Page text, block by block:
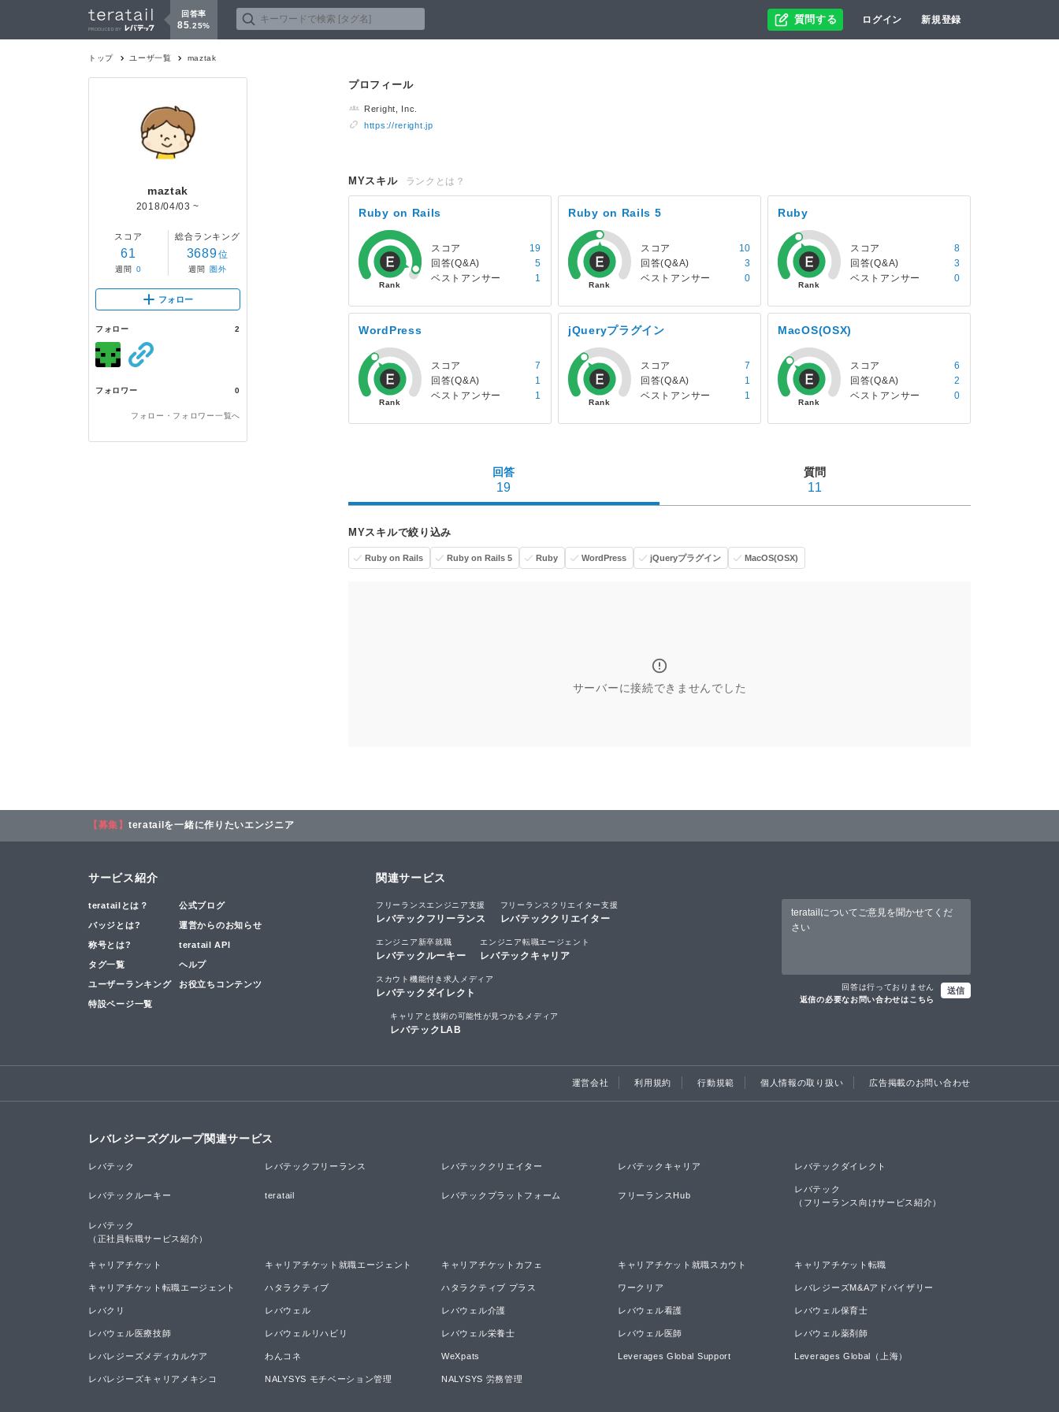
回答率
85 25% 質問する ログイン 新規登録
トップ ユーザ一覧 maztak
maztak
2018/04/03 ~
スコア
61
週間 0
総合ランキング
3689位
週間 圏外
フォロー
フォロー 2
フォロワー 0
フォロー・フォロワー一覧へ
プロフィール
Reright, Inc.
https://reright.jp
MYスキル ランクとは？
Ruby on Rails
スコア
19
回答(Q&A)
5
ベストアンサー
1
Ruby on Rails 5
スコア
10
回答(Q&A)
3
ベストアンサー
0
Ruby
スコア
8
回答(Q&A)
3
ベストアンサー
0
WordPress
スコア
7
回答(Q&A)
1
ベストアンサー
1
jQueryプラグイン
スコア
7
回答(Q&A)
1
ベストアンサー
1
MacOS(OSX)
スコア
6
回答(Q&A)
2
ベストアンサー
0
回答
19
質問
11
MYスキルで絞り込み
Ruby on Rails Ruby on Rails 5 Ruby WordPress jQueryプラグイン MacOS(OSX)
サーバーに接続できませんでした
【募集】 teratailを一緒に作りたいエンジニア
サービス紹介
teratailとは？ 公式ブログ
バッジとは? 運営からのお知らせ
称号とは? teratail API
タグ一覧 ヘルプ
ユーザーランキング お役立ちコンテンツ
特設ページ一覧
関連サービス
フリーランスエンジニア支援
レバテックフリーランス
フリーランスクリエイター支援
レバテッククリエイター
エンジニア新卒就職
レバテックルーキー
エンジニア転職エージェント
レバテックキャリア
スカウト機能付き求人メディア
レバテックダイレクト
キャリアと技術の可能性が見つかるメディア
レバテックLAB
回答は行っておりません
返信の必要なお問い合わせはこちら
送信
運営会社 利用規約 行動規範 個人情報の取り扱い 広告掲載のお問い合わせ
レバレジーズグループ関連サービス
レバテック レバテックフリーランス レバテッククリエイター レバテックキャリア レバテックダイレクト
レバテックルーキー teratail レバテックプラットフォーム フリーランスHub
レバテック
（フリーランス向けサービス紹介）
レバテック
（正社員転職サービス紹介）
キャリアチケット キャリアチケット就職エージェント キャリアチケットカフェ キャリアチケット就職スカウト キャリアチケット転職
キャリアチケット転職エージェント ハタラクティブ ハタラクティブ プラス ワークリア レバレジーズM&Aアドバイザリー
レバクリ レバウェル レバウェル介護 レバウェル看護 レバウェル保育士
レバウェル医療技師 レバウェルリハビリ レバウェル栄養士 レバウェル医師 レバウェル薬剤師
レバレジーズメディカルケア わんコネ WeXpats Leverages Global Support Leverages Global（上海）
レバレジーズキャリアメキシコ NALYSYS モチベーション管理 NALYSYS 労務管理